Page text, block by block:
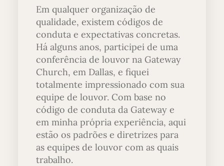
Em qualquer organização de
qualidade, existem códigos de
conduta e expectativas concretas.
Há alguns anos, participei de uma
conferência de louvor na Gateway
Church, em Dallas, e fiquei
totalmente impressionado com sua
equipe de louvor. Com base no
código de conduta da Gateway e
em minha própria experiência, aqui
estão os padrões e diretrizes para
as equipes de louvor com as quais
trabalho.